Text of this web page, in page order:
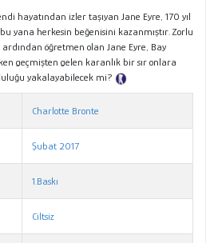
hayatından izler taşıyan Jane Eyre, 170 yıl
yana herkesin beğenisini kazanmıştır. Zorlu
öğretmen olan Jane Eyre, Bay
geçmişten gelen karanlık bir sır onlara
yakalayabilecek mi?
Charlotte Bronte
Şubat 2017
1.Baskı
Ciltsiz